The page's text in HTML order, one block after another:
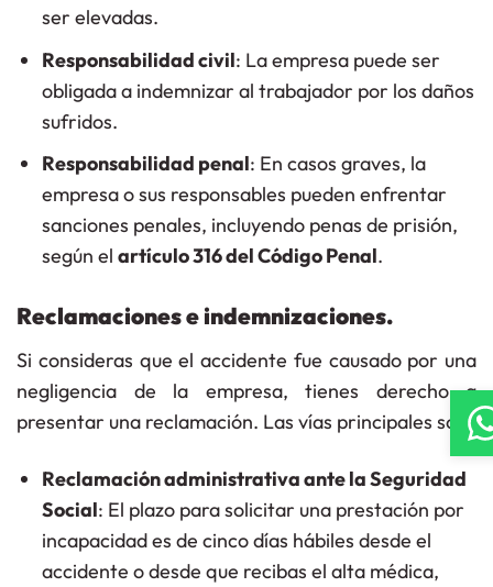
ser elevadas.
Responsabilidad civil: La empresa puede ser
obligada a indemnizar al trabajador por los daños
sufridos.
Responsabilidad penal: En casos graves, la
empresa o sus responsables pueden enfrentar
sanciones penales, incluyendo penas de prisión,
según elartículo 316 del Código Penal.
Reclamaciones e indemnizaciones.
Si consideras que el accidente fue causado por una
negligencia de la empresa, tienes derecho a
presentar una reclamación. Las vías principales son:
Reclamación administrativa ante la Seguridad
Social: El plazo para solicitar una prestación por
incapacidad es de cinco días hábiles desde el
accidente o desde que recibas el alta médica,